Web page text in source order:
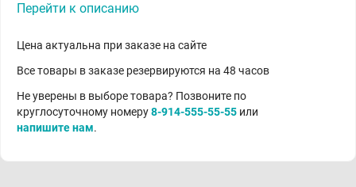
Перейти к описанию
Цена актуальна при заказе на сайте
Все товары в заказе резервируются на 48 часов
Не уверены в выборе товара? Позвоните по
круглосуточному номеру8-914-555-55-55 или
напишите нам.